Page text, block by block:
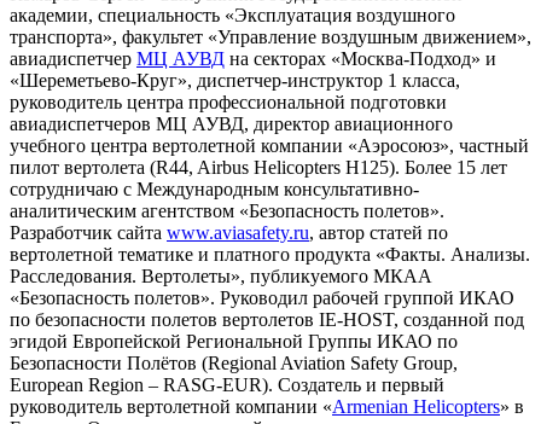
академии, специальность «Эксплуатация воздушного
транспорта», факультет «Управление воздушным движением»,
авиадиспетчер МЦ АУВД на секторах «Москва-Подход» и
«Шереметьево-Круг», диспетчер-инструктор 1 класса,
руководитель центра профессиональной подготовки
авиадиспетчеров МЦ АУВД, директор авиационного
учебного центра вертолетной компании «Аэросоюз», частный
пилот вертолета (R44, Airbus Helicopters H125). Более 15 лет
сотрудничаю с Международным консультативно-
аналитическим агентством «Безопасность полетов».
Разработчик сайта www.aviasafety.ru, автор статей по
вертолетной тематике и платного продукта «Факты. Анализы.
Расследования. Вертолеты», публикуемого МКАА
«Безопасность полетов». Руководил рабочей группой ИКАО
по безопасности полетов вертолетов IE-HOST, созданной под
эгидой Европейской Региональной Группы ИКАО по
Безопасности Полётов (Regional Aviation Safety Group,
European Region – RASG-EUR). Создатель и первый
руководитель вертолетной компании «Armenian Helicopters» в